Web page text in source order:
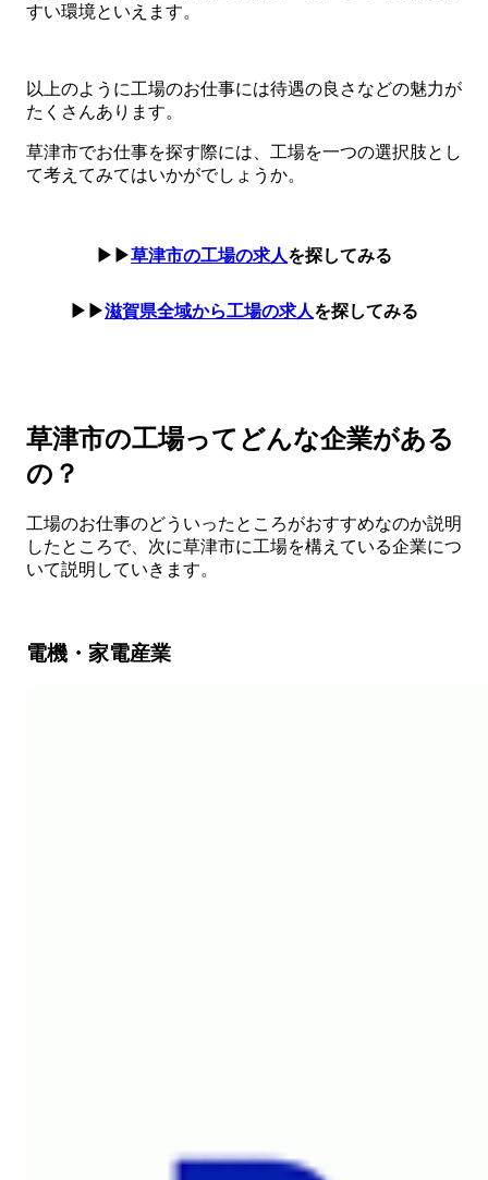
すい環境といえます。
以上のように工場のお仕事には待遇の良さなどの魅力が
たくさんあります。
草津市でお仕事を探す際には、工場を一つの選択肢とし
て考えてみてはいかがでしょうか。
▶▶草津市の工場の求人を探してみる
▶▶滋賀県全域から工場の求人を探してみる
草津市の工場ってどんな企業がある
の？
工場のお仕事のどういったところがおすすめなのか説明
したところで、次に草津市に工場を構えている企業につ
いて説明していきます。
電機・家電産業